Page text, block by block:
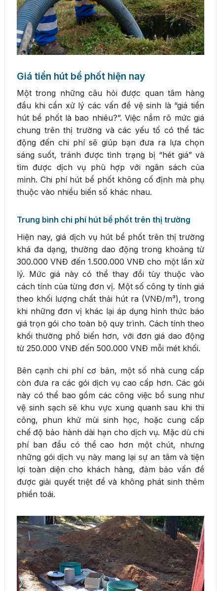
Giá tiền hút bể phốt hiện nay
Một trong những câu hỏi được quan tâm hàng
đầu khi cần xử lý các vấn đề vệ sinh là “giá tiền
hút bể phốt là bao nhiêu?”. Việc nắm rõ mức giá
chung trên thị trường và các yếu tố có thể tác
động đến chi phí sẽ giúp bạn đưa ra lựa chọn
sáng suốt, tránh được tình trạng bị “hét giá” và
tìm được dịch vụ phù hợp với ngân sách của
mình. Chi phí hút bể phốt không cố định mà phụ
thuộc vào nhiều biến số khác nhau.
Trung bình chi phí hút bể phốt trên thị trường
Hiện nay, giá dịch vụ hút bể phốt trên thị trường
khá đa dạng, thường dao động trong khoảng từ
300.000 VNĐ đến 1.500.000 VNĐ cho một lần xử
lý. Mức giá này có thể thay đổi tùy thuộc vào
cách tính của từng đơn vị. Một số công ty tính giá
theo khối lượng chất thải hút ra (VNĐ/m³), trong
khi những đơn vị khác lại áp dụng hình thức báo
giá trọn gói cho toàn bộ quy trình. Cách tính theo
khối thường phổ biến hơn, với đơn giá dao động
từ 250.000 VNĐ đến 500.000 VNĐ mỗi mét khối.
Bên cạnh chi phí cơ bản, một số nhà cung cấp
còn đưa ra các gói dịch vụ cao cấp hơn. Các gói
này có thể bao gồm các công việc bổ sung như
vệ sinh sạch sẽ khu vực xung quanh sau khi thi
công, phun khử mùi sinh học, hoặc cung cấp
chế độ bảo hành dài hạn cho dịch vụ. Mặc dù chi
phí ban đầu có thể cao hơn một chút, nhưng
những gói dịch vụ này mang lại sự an tâm và tiện
lợi toàn diện cho khách hàng, đảm bảo vấn đề
được giải quyết triệt để và không phát sinh thêm
phiền toái.